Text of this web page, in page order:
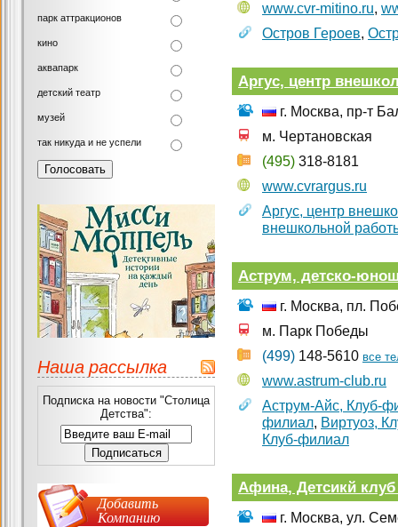
www.cvr-mitino.ru,
Остров Героев,
Аргус, центр
г. Москва, пр-т
м. Чертановская
(495) 318-8181
www.cvrargus.ru
Аргус, центр
внешкольной
Аструм, детско-
г. Москва, пл.
м. Парк Победы
(499) 148-5610 все
www.astrum-club.ru
Аструм-Айс, Клуб-
филиал, Виртуоз,
Клуб-филиал
Афина, Детсикй
г. Москва, ул.
парк аттракционов
кино
аквапарк
детский театр
музей
так никуда и не успели
Наша рассылка
Подписка на новости "Столица
Детства":
Добавить
Компанию